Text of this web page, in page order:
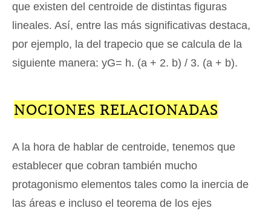
que existen del centroide de distintas figuras
lineales. Así, entre las más significativas destaca,
por ejemplo, la del trapecio que se calcula de la
siguiente manera: yG= h. (a + 2. b) / 3. (a + b).
NOCIONES RELACIONADAS
A la hora de hablar de centroide, tenemos que
establecer que cobran también mucho
protagonismo elementos tales como la inercia de
las áreas e incluso el teorema de los ejes